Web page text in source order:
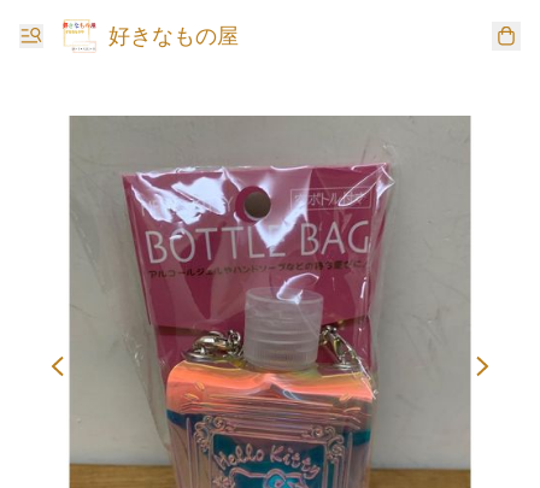
好きなもの屋